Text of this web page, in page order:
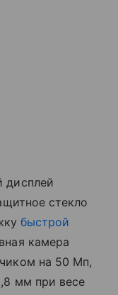
дисплей
стекло
быстрой
камера
на 50 Мп,
мм при весе